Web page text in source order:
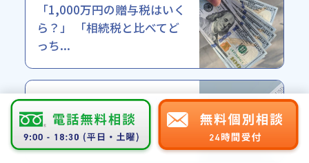
「1,000万円の贈与税はいく
ら？」 「相続税と比べてど
っち...
親や祖父母からの資金援
助、不動産の贈与など、人生
の節目で「贈...